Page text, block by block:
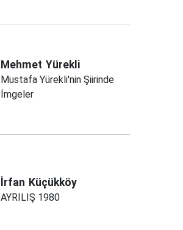
Mehmet Yürekli
Mustafa Yürekli'nin Şiirinde
İmgeler
İrfan Küçükköy
AYRILIŞ 1980